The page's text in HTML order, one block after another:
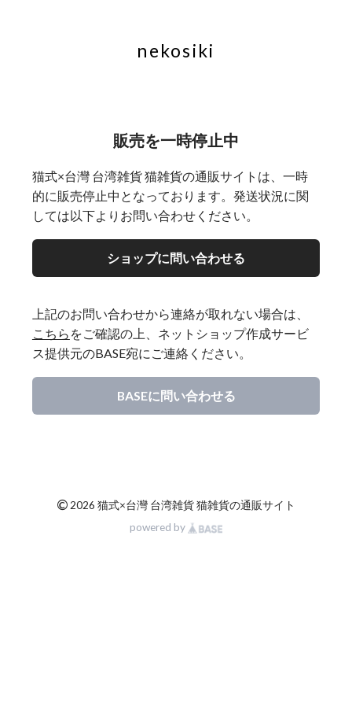
nekosiki
販売を一時停止中
猫式×台灣 台湾雑貨 猫雑貨の通販サイトは、一時
的に販売停止中となっております。発送状況に関
しては以下よりお問い合わせください。
ショップに問い合わせる
上記のお問い合わせから連絡が取れない場合は、
こちら をご確認の上、ネットショップ作成サービ
ス提供元のBASE宛にご連絡ください。
BASEに問い合わせる
© 2026 猫式×台灣 台湾雑貨 猫雑貨の通販サイト
powered by